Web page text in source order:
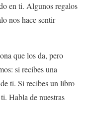
en ti. Algunos regalos
nos hace sentir
que los da, pero
si recibes una
ti. Si recibes un libro
Habla de nuestras